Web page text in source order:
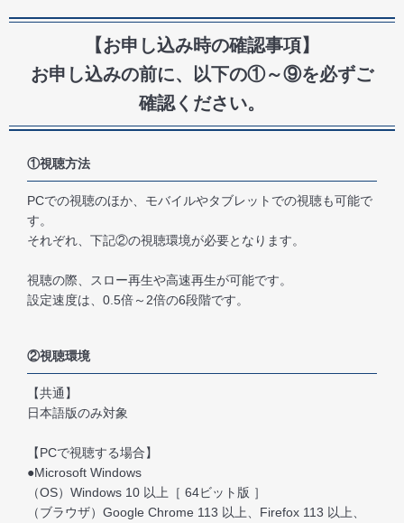
【お申し込み時の確認事項】
お申し込みの前に、以下の①～⑨を必ずご
確認ください。
①視聴方法
PCでの視聴のほか、モバイルやタブレットでの視聴も可能で
す。
それぞれ、下記②の視聴環境が必要となります。
視聴の際、スロー再生や高速再生が可能です。
設定速度は、0.5倍～2倍の6段階です。
②視聴環境
【共通】
日本語版のみ対象
【PCで視聴する場合】
●Microsoft Windows
（OS）Windows 10 以上［ 64ビット版 ］
（ブラウザ）Google Chrome 113 以上、Firefox 113 以上、